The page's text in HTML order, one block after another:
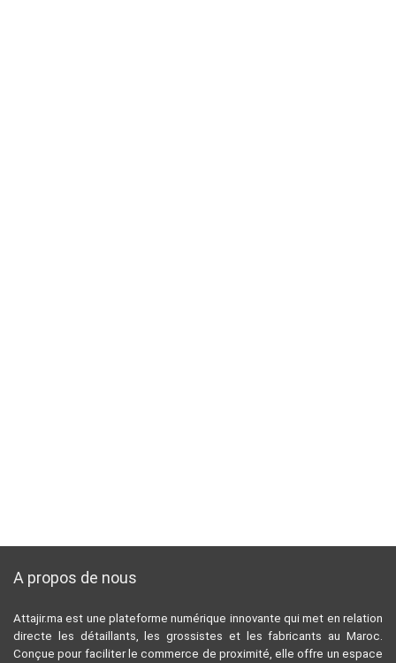
A propos de nous
Attajir.ma est une plateforme numérique innovante qui met en relation
directe les détaillants, les grossistes et les fabricants au Maroc.
Conçue pour faciliter le commerce de proximité, elle offre un espace